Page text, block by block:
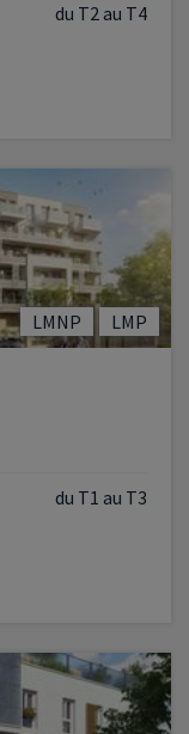
du T2 au T4
LMNP LMP
du T1 au T3